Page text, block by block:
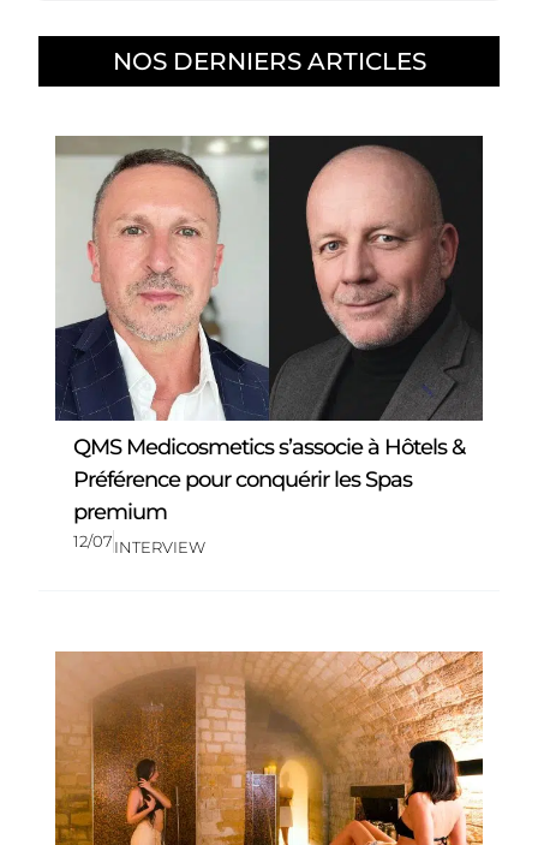
NOS DERNIERS ARTICLES
QMS Medicosmetics s’associe à Hôtels &
Préférence pour conquérir les Spas
premium
12/07INTERVIEW